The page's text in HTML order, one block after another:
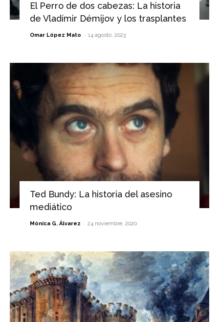
El Perro de dos cabezas: La historia
de Vladímir Démijov y los trasplantes
Omar López Mato - 14 agosto, 2023
Ted Bundy: La historia del asesino
mediático
Mónica G. Álvarez - 24 noviembre, 2020